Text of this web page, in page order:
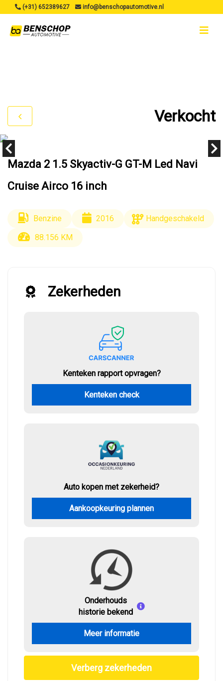
(+31) 652389627 info@benschopautomotive.nl
Verkocht
Mazda 2 1.5 Skyactiv-G GT-M Led Navi
Cruise Airco 16 inch
Benzine 2016
Handgeschakeld
88.156 KM
Zekerheden
Kenteken rapport opvragen?
Kenteken check
Auto kopen met zekerheid?
Aankoopkeuring plannen
Onderhouds
historie bekend
Meer informatie
Verberg zekerheden